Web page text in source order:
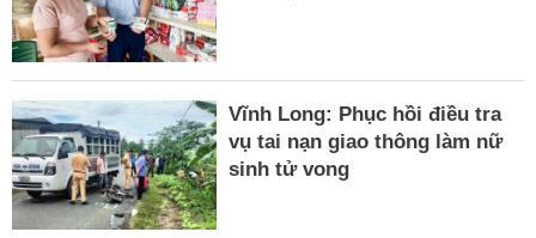
Vĩnh Long: Phục hồi điều tra
vụ tai nạn giao thông làm nữ
sinh tử vong